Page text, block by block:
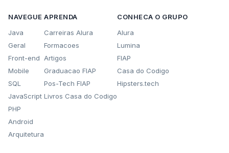
NAVEGUE
Java
Geral
Front-end
Mobile
SQL
JavaScript
PHP
Android
Arquitetura
APRENDA
Carreiras Alura
Formacoes
Artigos
Graduacao FIAP
Pos-Tech FIAP
Livros Casa do Codigo
CONHECA O GRUPO
Alura
Lumina
FIAP
Casa do Codigo
Hipsters.tech